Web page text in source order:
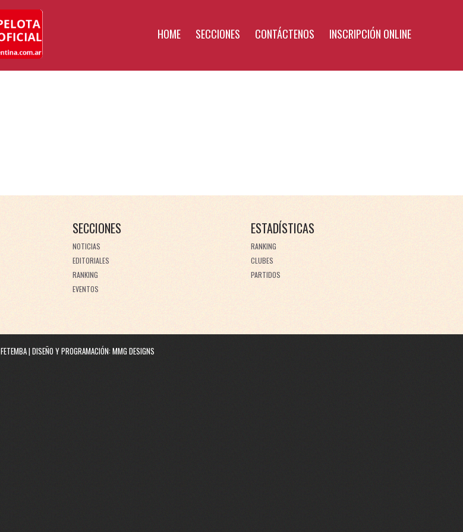
HOME SECCIONES CONTÁCTENOS INSCRIPCIÓN ONLINE
SECCIONES
NOTICIAS
EDITORIALES
RANKING
EVENTOS
ESTADÍSTICAS
RANKING
CLUBES
PARTIDOS
FETEMBA | DISEÑO Y PROGRAMACIÓN:MMG DESIGNS